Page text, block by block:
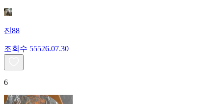
진88
조회수 55526.07.30
6